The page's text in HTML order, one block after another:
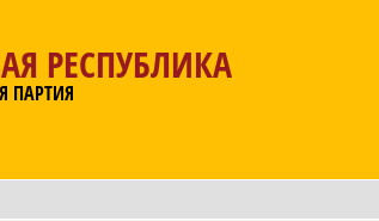
РЕСПУБЛИКА
ПАРТИЯ